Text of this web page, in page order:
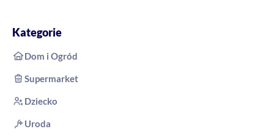
Kategorie
Dom i Ogród
Supermarket
Dziecko
Uroda